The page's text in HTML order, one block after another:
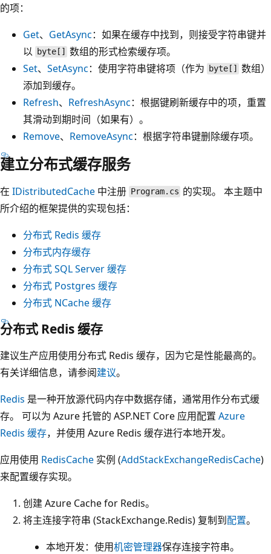
的项：
Get、 GetAsync：如果在缓存中找到，则接受字符串键并
以
byte[]
数组的形式检索缓存项。
Set、 SetAsync：使用字符串键将项（作为 byte[]
数组）
添加到缓存。
Refresh、 RefreshAsync：根据键刷新缓存中的项，重置
其滑动到期时间（如果有）。
Remove、 RemoveAsync：根据字符串键删除缓存项。
建立分布式缓存服务
在 IDistributedCache 中注册 Program.cs 的实现。 本主题中
所介绍的框架提供的实现包括：
分布式 Redis 缓存
分布式内存缓存
分布式 SQL Server 缓存
分布式 Postgres 缓存
分布式 NCache 缓存
分布式 Redis 缓存
建议生产应用使用分布式 Redis 缓存，因为它是性能最高的。
有关详细信息，请参阅建议。
Redis 是一种开放源代码内存中数据存储，通常用作分布式缓
存。 可以为 Azure 托管的 ASP.NET Core 应用配置 Azure
Redis 缓存，并使用 Azure Redis 缓存进行本地开发。
应用使用 RedisCache 实例 (AddStackExchangeRedisCache)
来配置缓存实现。
创建 Azure Cache for Redis。
将主连接字符串 (StackExchange.Redis) 复制到配置。
本地开发：使用机密管理器保存连接字符串。